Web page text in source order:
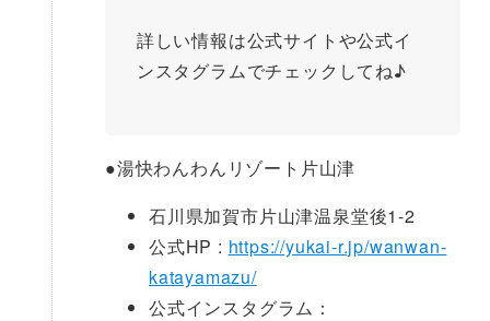
詳しい情報は公式サイトや公式イ
ンスタグラムでチェックしてね♪
●湯快わんわんリゾート片山津
石川県加賀市片山津温泉堂後1-2
公式HP : https://yukai-r.jp/wanwan-
katayamazu/
公式インスタグラム：